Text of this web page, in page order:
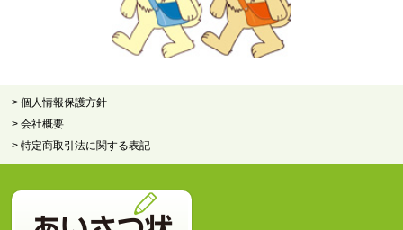
> 個人情報保護方針
> 会社概要
> 特定商取引法に関する表記